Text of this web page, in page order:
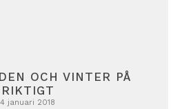
OCH VINTER PÅ
RIKTIGT
4 januari 2018